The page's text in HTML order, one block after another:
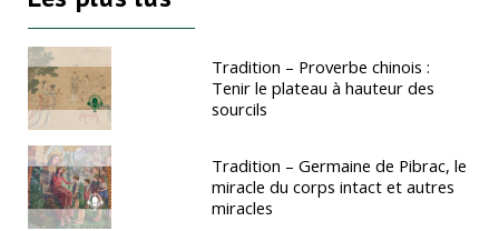
Tradition – Proverbe chinois :
Tenir le plateau à hauteur des
sourcils
Tradition – Germaine de Pibrac, le
miracle du corps intact et autres
miracles